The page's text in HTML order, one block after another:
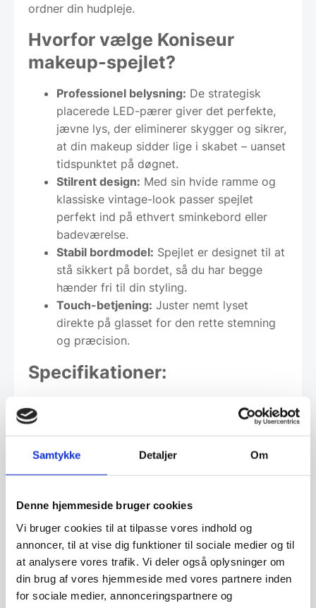
Samtykke Detaljer Om
Denne hjemmeside bruger cookies
Vi bruger cookies til at tilpasse vores indhold og
annoncer, til at vise dig funktioner til sociale medier og til
at analysere vores trafik. Vi deler også oplysninger om
din brug af vores hjemmeside med vores partnere inden
for sociale medier, annonceringspartnere og
ordner din hudpleje.
Hvorfor vælge Koniseur
makeup-spejlet?
Professionel belysning: De strategisk
placerede LED-pærer giver det perfekte,
jævne lys, der eliminerer skygger og sikrer,
at din makeup sidder lige i skabet – uanset
tidspunktet på døgnet.
Stilrent design: Med sin hvide ramme og
klassiske vintage-look passer spejlet
perfekt ind på ethvert sminkebord eller
badeværelse.
Stabil bordmodel: Spejlet er designet til at
stå sikkert på bordet, så du har begge
hænder fri til din styling.
Touch-betjening: Juster nemt lyset
direkte på glasset for den rette stemning
og præcision.
Specifikationer:
Mål:580 x 430 x 150 mm
Funktion:
Integrerede LED-pærer med
optimal farvegengivelse
Leveringsmetode